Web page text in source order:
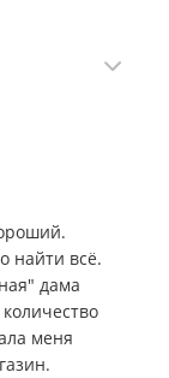
найти всё.
дама
меня